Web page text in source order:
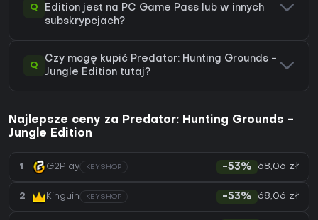
Q
Edition jest na PC Game Pass lub w innych
subskrypcjach?
Q
Czy mogę kupić Predator: Hunting Grounds -
Jungle Edition tutaj?
Najlepsze ceny za Predator: Hunting Grounds -
Jungle Edition
1 G2Play KEYSHOP -53% 68,06 zł
2 Kinguin KEYSHOP -53% 68,06 zł